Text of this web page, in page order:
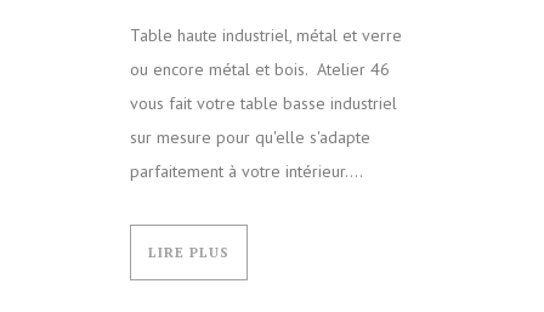
Table haute industriel, métal et verre
ou encore métal et bois. Atelier 46
vous fait votre table basse industriel
sur mesure pour qu'elle s'adapte
parfaitement à votre intérieur....
LIRE PLUS